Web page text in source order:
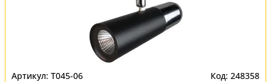
T045-06 248358